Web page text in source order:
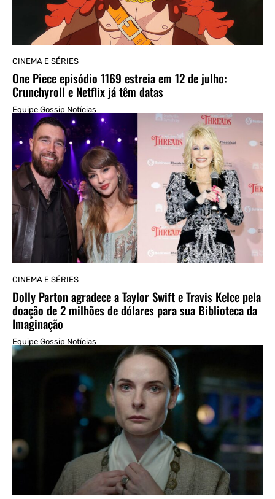
CINEMA E SÉRIES
One Piece episódio 1169 estreia em 12 de julho:
Crunchyroll e Netflix já têm datas
Equipe Gossip Notícias
CINEMA E SÉRIES
Dolly Parton agradece a Taylor Swift e Travis Kelce pela
doação de 2 milhões de dólares para sua Biblioteca da
Imaginação
Equipe Gossip Notícias